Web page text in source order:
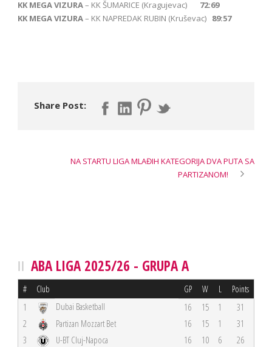
KK MEGA VIZURA– KK ŠUMARICE (Kragujevac)
72:69
KK MEGA VIZURA– KK NAPREDAK RUBIN (Kruševac) 89:57
Share Post:
NA STARTU LIGA MLAĐIH KATEGORIJA DVA PUTA SA
PARTIZANOM!
ABA LIGA 2025/26 - GRUPA A
# Club GP W L Points
1 Dubai Basketball 16 15 1
31
2
Partizan Mozzart Bet 16 15 1
31
3
U-BT Cluj-Napoca 16 10 6
26